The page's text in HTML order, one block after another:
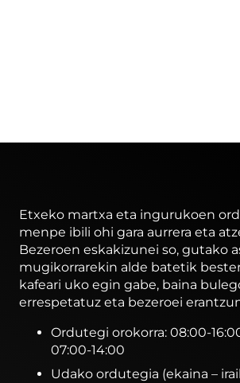
Etxeko martxa eta ingurukoen
menpe ibili ohi gara aurrera eta
Bezeroen eskakizunei so, gutako
mugikorrarekin alde batetik
kafeari uko egin gabe, baina
errespetatuz eta bezeroei
Ordutegi orokorra: 08:00-
07:00-14:00
Udako ordutegia (ekaina –